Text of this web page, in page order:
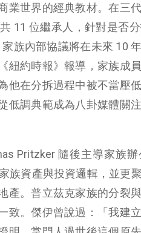
業世界的經典教材。在三
11 位繼承人，針對是否
族內部協議將在未來 10
紐約時報》報導，家族成
他在分拆過程中被不當壓
低調典範成為八卦媒體關
Pritzker 隨後主導家族
族資產與投資邏輯，並更
產。普立茲克家族的分裂
致。傑伊曾說過：「我建